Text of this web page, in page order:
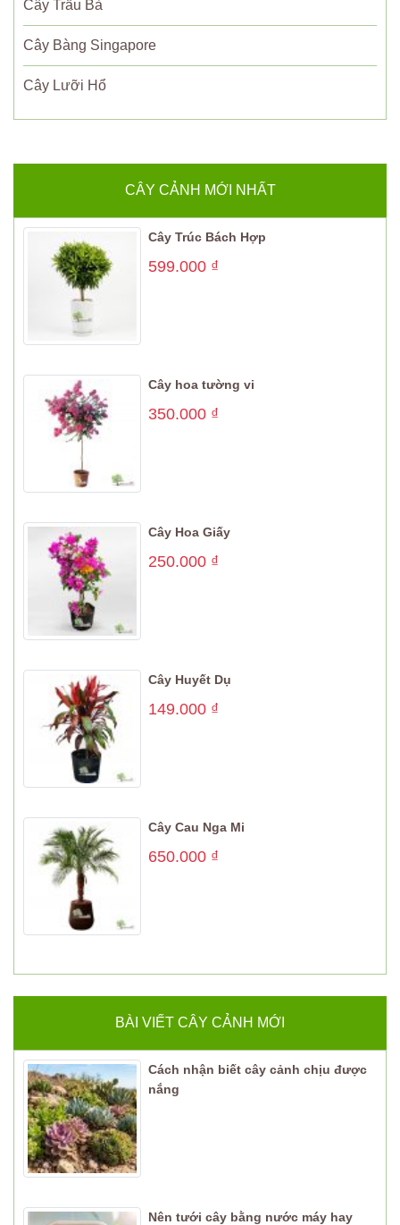
Cây Trầu Bà
Cây Bàng Singapore
Cây Lưỡi Hổ
CÂY CẢNH MỚI NHẤT
Cây Trúc Bách Hợp
599.000 ₫
Cây hoa tường vi
350.000 ₫
Cây Hoa Giấy
250.000 ₫
Cây Huyết Dụ
149.000 ₫
Cây Cau Nga Mi
650.000 ₫
BÀI VIẾT CÂY CẢNH MỚI
Cách nhận biết cây cảnh chịu được
nắng
Nên tưới cây bằng nước máy hay